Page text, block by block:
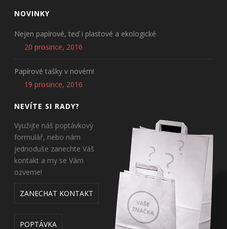
NOVINKY
Nejen papírové, teď i plastové a ekologické
20 prosince, 2016
Papírové tašky v novém!
19 prosince, 2016
NEVÍTE SI RADY?
Využijte náš poptávkový
formulář, nebo nám
jednoduše zanechte Váš
kontakt a my se Vám
ozveme!
ZANECHAT KONTAKT
POPTÁVKA